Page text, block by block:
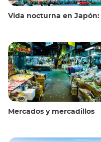
Vida nocturna en Japón: salir, ver y beber
Mercados y mercadillos